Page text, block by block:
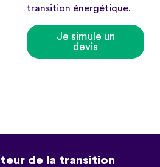
transition énergétique.
Je simule un
devis
de la transition